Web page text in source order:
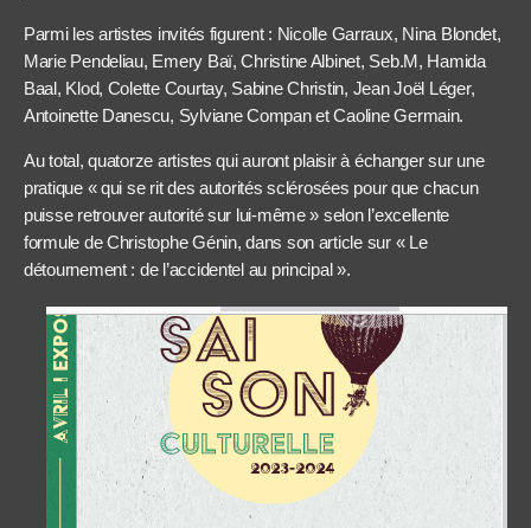
Parmi les artistes invités figurent : Nicolle Garraux, Nina Blondet,
Marie Pendeliau, Emery Baï, Christine Albinet, Seb.M, Hamida
Baal, Klod, Colette Courtay, Sabine Christin, Jean Joël Léger,
Antoinette Danescu, Sylviane Compan et Caoline Germain.
Au total, quatorze artistes qui auront plaisir à échanger sur une
pratique « qui se rit des autorités sclérosées pour que chacun
puisse retrouver autorité sur lui-même » selon l’excellente
formule de Christophe Génin, dans son article sur « Le
détournement : de l’accidentel au principal ».